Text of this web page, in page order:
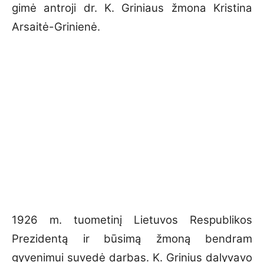
gimė antroji dr. K. Griniaus žmona Kristina
Arsaitė-Grinienė.
1926 m. tuometinį Lietuvos Respublikos
Prezidentą ir būsimą žmoną bendram
gyvenimui suvedė darbas. K. Grinius dalyvavo